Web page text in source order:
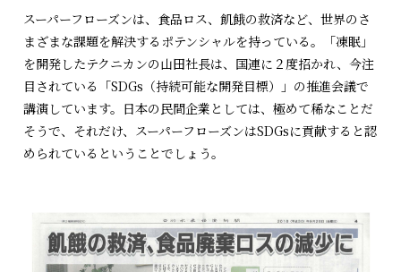
スーパーフローズンは、食品ロス、飢餓の救済など、世界のさ
まざまな課題を解決するポテンシャルを持っている。「凍眠」
を開発したテクニカンの山田社長は、国連に２度招かれ、今注
目されている「SDGs（持続可能な開発目標）」の推進会議で
講演しています。日本の民間企業としては、極めて稀なことだ
そうで、それだけ、スーパーフローズンはSDGsに貢献すると認
められているということでしょう。